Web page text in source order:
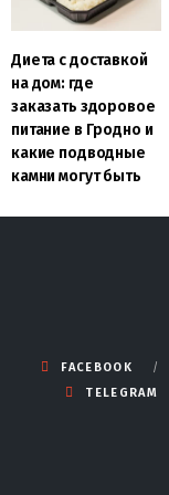
Диета с доставкой
на дом: где
заказать здоровое
питание в Гродно и
какие подводные
камни могут быть
FACEBOOK
TELEGRAM